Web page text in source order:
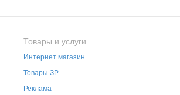
Товары и услуги
Интернет магазин
Товары ЗР
Реклама